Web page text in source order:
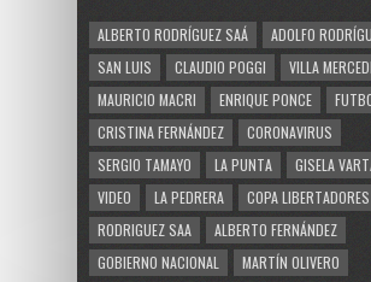
ALBERTO RODRÍGUEZ SAÁ
ADOLFO
SAN LUIS
CLAUDIO POGGI
VILLA
MAURICIO MACRI
ENRIQUE PONCE
CRISTINA FERNÁNDEZ
CORONAVIRUS
SERGIO TAMAYO
LA PUNTA
GISELA
VIDEO
LA PEDRERA
COPA LIBERTADORES
RODRIGUEZ SAA
ALBERTO FERNÁNDEZ
GOBIERNO NACIONAL
MARTÍN OLIVERO